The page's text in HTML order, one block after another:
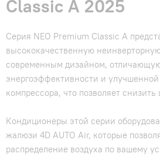
Classic A 2025
Серия NEO Premium Classic A
высококачественную
современным дизайном,
энергоэффективности и
компрессора, что позволяет
Кондиционеры этой серии
жалюзи 4D AUTO Air, которые
распределение воздуха по вашему